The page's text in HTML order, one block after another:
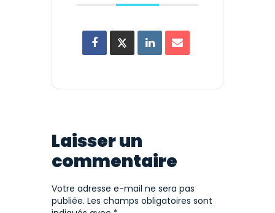
Laisser un
commentaire
Votre adresse e-mail ne sera pas
publiée. Les champs obligatoires sont